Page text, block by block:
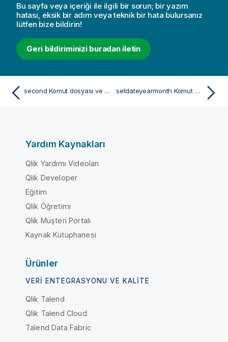
Bu sayfa veya içeriği ile ilgili bir sorun; bir yazım
hatası, eksik bir adım veya teknik bir hata bulursanız
lütfen bize bildirin!
Geri bildiriminizi buradan iletin
second Komut dosyası ve grafik fonksiyonu setdateyearmonth Komut dosyası ve grafik fonksiyonu
Yardım Kaynakları
Qlik Yardımı Videoları
Qlik Developer
Eğitim
Qlik Öğretimi
Qlik Müşteri Portalı
Kaynak Kütüphanesi
Ürünler
VERI ENTEGRASYONU VE KALITE
Qlik Talend
Qlik Talend Cloud
Talend Data Fabric